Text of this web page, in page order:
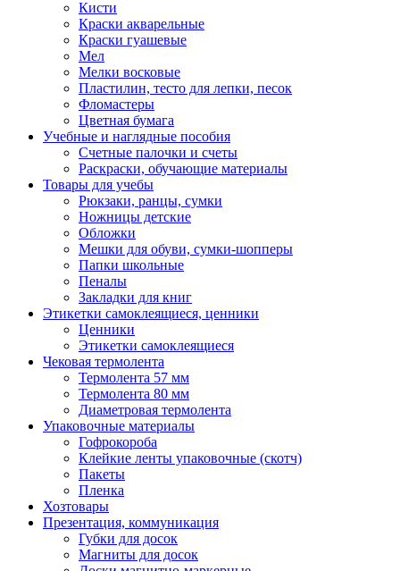
Кисти
Краски акварельные
Краски гуашевые
Мел
Мелки восковые
Пластилин, тесто для лепки, песок
Фломастеры
Цветная бумага
Учебные и наглядные пособия
Счетные палочки и счеты
Раскраски, обучающие материалы
Товары для учебы
Рюкзаки, ранцы, сумки
Ножницы детские
Обложки
Мешки для обуви, сумки-шопперы
Папки школьные
Пеналы
Закладки для книг
Этикетки самоклеящиеся, ценники
Ценники
Этикетки самоклеящиеся
Чековая термолента
Термолента 57 мм
Термолента 80 мм
Диаметровая термолента
Упаковочные материалы
Гофрокороба
Клейкие ленты упаковочные (скотч)
Пакеты
Пленка
Хозтовары
Презентация, коммуникация
Губки для досок
Магниты для досок